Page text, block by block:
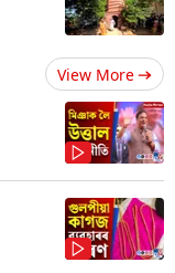
View More